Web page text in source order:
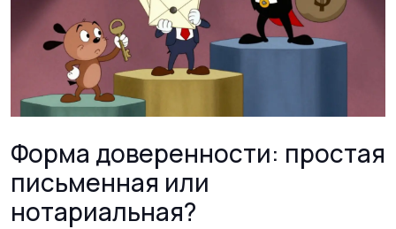
Форма доверенности: простая
письменная или
нотариальная?